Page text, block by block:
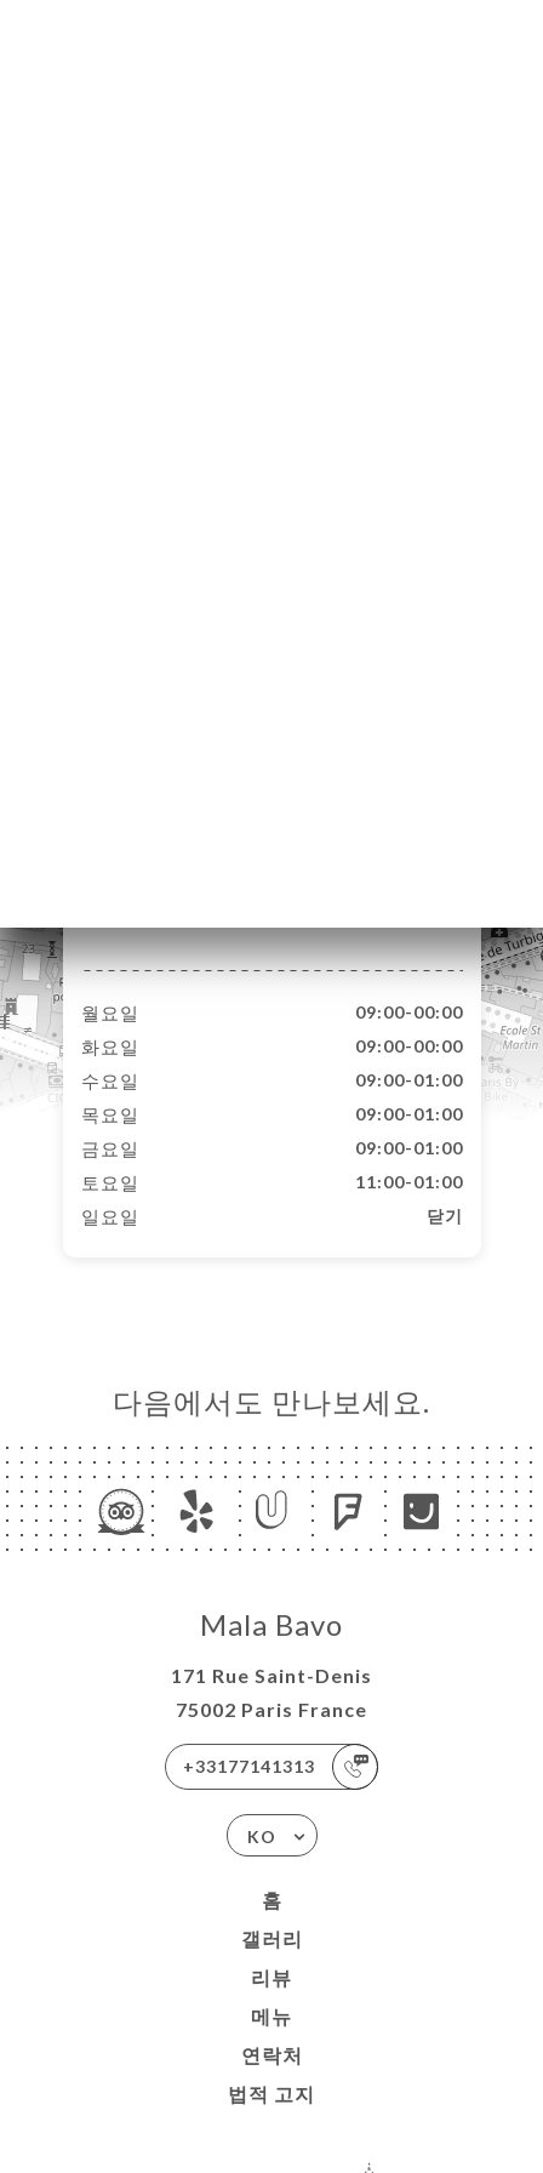
월요일 09:00-00:00
화요일 09:00-00:00
수요일 09:00-01:00
목요일 09:00-01:00
금요일 09:00-01:00
토요일 11:00-01:00
일요일 닫기
다음에서도 만나보세요.
Mala Bavo
171 Rue Saint-Denis
75002 Paris France
+33177141313
KO
홈
갤러리
리뷰
메뉴
연락처
법적 고지